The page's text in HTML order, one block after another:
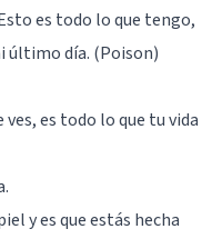
es todo lo que tengo,
último día. (Poison)
es todo lo que tu vida
y es que estás hecha